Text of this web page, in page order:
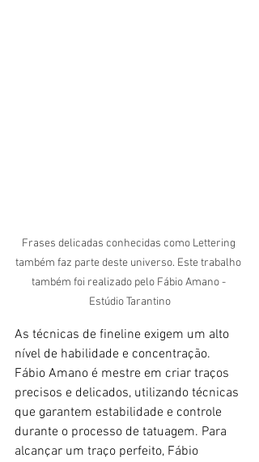
Frases delicadas conhecidas como Lettering
também faz parte deste universo. Este trabalho
também foi realizado pelo Fábio Amano -
Estúdio Tarantino
As técnicas de fineline exigem um alto
nível de habilidade e concentração.
Fábio Amano é mestre em criar traços
precisos e delicados, utilizando técnicas
que garantem estabilidade e controle
durante o processo de tatuagem. Para
alcançar um traço perfeito, Fábio